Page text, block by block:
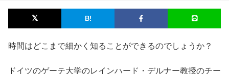
時間はどこまで細かく知ることができるのでしょうか？
ドイツのゲーテ大学のレインハード・デルナー教授のチー